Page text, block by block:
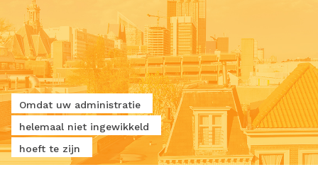
Omdat uw administratie
helemaal niet ingewikkeld
hoeft te zijn